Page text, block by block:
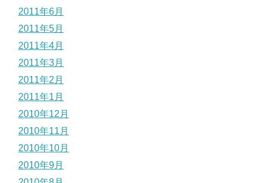
2011年6月
2011年5月
2011年4月
2011年3月
2011年2月
2011年1月
2010年12月
2010年11月
2010年10月
2010年9月